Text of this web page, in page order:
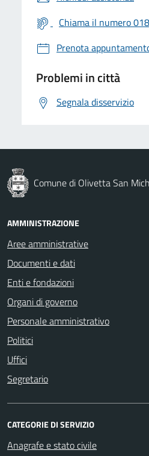
Chiama il numero
Prenota
Problemi in città
Segnala disservizio
Comune di Olivetta San
AMMINISTRAZIONE
Aree amministrative
Documenti e dati
Enti e fondazioni
Organi di governo
Personale amministrativo
Politici
Uffici
Segretario
CATEGORIE DI SERVIZIO
Anagrafe e stato civile